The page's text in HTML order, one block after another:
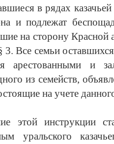
в рядах
и подлежат
на сторону Красной
3. Все семьи
арестованными и
из семейств,
на учете
этой инструкции
уральского